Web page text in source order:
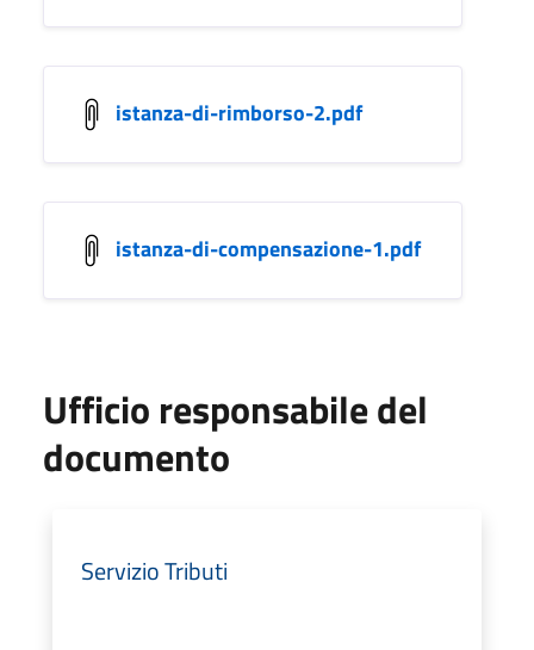
istanza-di-rimborso-2.pdf
istanza-di-compensazione-1.pdf
Ufficio responsabile del
documento
Servizio Tributi